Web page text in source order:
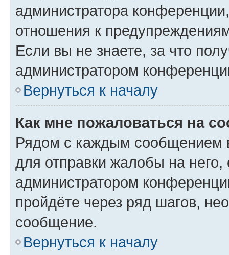
администратора
отношения к
Если вы не знаете, за что
администратором
Вернуться к началу
Как мне пожаловаться на
Рядом с каждым сообщением
для отправки жалобы на
администратором
пройдёте через ряд шагов,
сообщение.
Вернуться к началу